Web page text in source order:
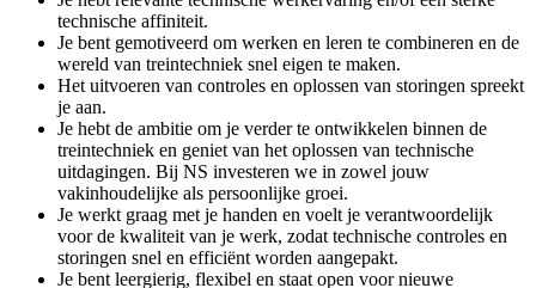
technische affiniteit.
Je bent gemotiveerd om werken en leren te combineren en de
wereld van treintechniek snel eigen te maken.
Het uitvoeren van controles en oplossen van storingen spreekt
je aan.
Je hebt de ambitie om je verder te ontwikkelen binnen de
treintechniek en geniet van het oplossen van technische
uitdagingen. Bij NS investeren we in zowel jouw
vakinhoudelijke als persoonlijke groei.
Je werkt graag met je handen en voelt je verantwoordelijk
voor de kwaliteit van je werk, zodat technische controles en
storingen snel en efficiënt worden aangepakt.
Je bent leergierig, flexibel en staat open voor nieuwe